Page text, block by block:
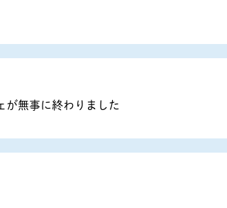
が無事に終わりました